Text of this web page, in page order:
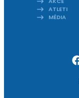
ATLETI
MÉDIA